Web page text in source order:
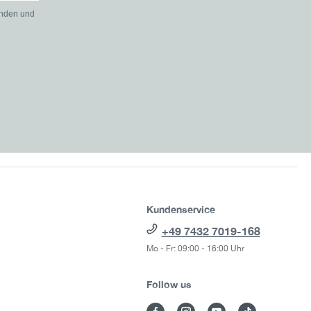
und
Kundenservice
+49 7432 7019-168
Mo - Fr: 09:00 - 16:00 Uhr
Follow us